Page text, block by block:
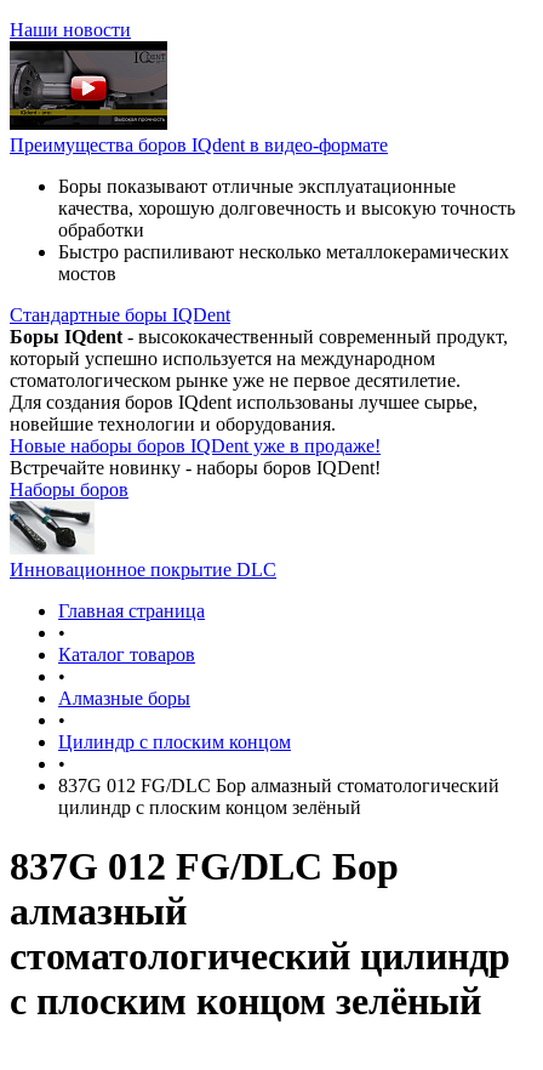
Наши новости
Преимущества боров IQdent в видео-формате
Боры показывают отличные эксплуатационные
качества, хорошую долговечность и высокую точность
обработки
Быстро распиливают несколько металлокерамических
мостов
Стандартные боры IQDent
Боры IQdent - высококачественный современный продукт,
который успешно используется на международном
стоматологическом рынке уже не первое десятилетие.
Для создания боров IQdent использованы лучшее сырье,
новейшие технологии и оборудования.
Новые наборы боров IQDent уже в продаже!
Встречайте новинку - наборы боров IQDent!
Наборы боров
Инновационное покрытие DLC
Главная страница
•
Каталог товаров
•
Алмазные боры
•
Цилиндр с плоским концом
•
837G 012 FG/DLC Бор алмазный стоматологический
цилиндр с плоским концом зелёный
837G 012 FG/DLC Бор
алмазный
стоматологический цилиндр
с плоским концом зелёный